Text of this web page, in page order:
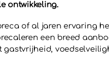
ontwikkeling.
of al jaren ervaring
een breed
gastvrijheid,